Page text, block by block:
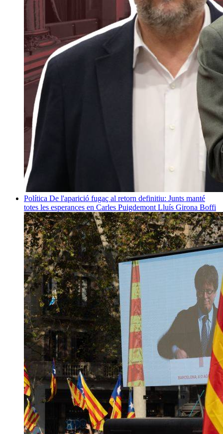
Política De l'aparició fugaç al retorn definitiu: Junts manté
totes les esperances en Carles Puigdemont Lluís Girona Boffi